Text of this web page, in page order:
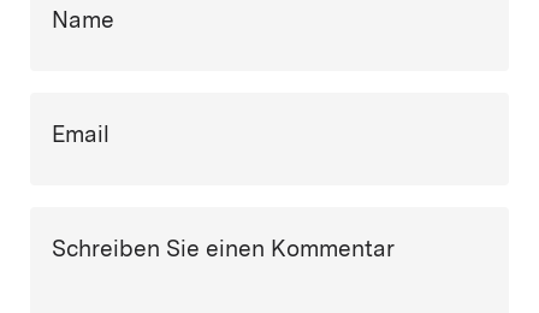
Name
Email
Schreiben Sie einen Kommentar